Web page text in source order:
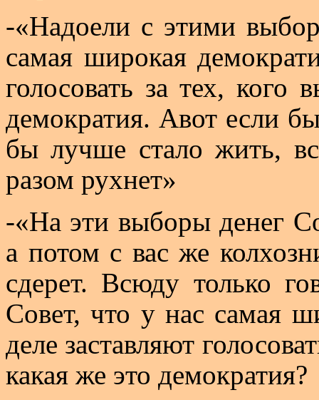
-«Надоели с этими
самая широкая
голосовать за тех, кого
демократия. Авот если
бы лучше стало жить,
разом рухнет»
-«На эти выборы денег
а потом с вас же
сдерет. Всюду только
Совет, что у нас самая
деле заставляют
какая же это демократия?